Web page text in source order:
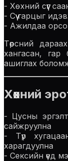
- Хөхний сүүг
- Сүү гарцыг
- Ажилдаа
Төрсний
хангасан, гар
ашиглах
Хөхний
- Цусны
сайжруулна
- Түр
харагдуулна
- Сексийн үед